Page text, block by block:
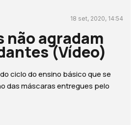
18 set, 2020, 14:54
não agradam
(Vídeo)
ciclo do ensino básico que se
das máscaras entregues pelo